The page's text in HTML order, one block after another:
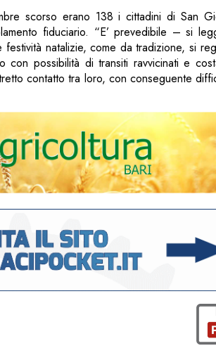
scorso erano 138 i cittadini di San
fiduciario. “E’ prevedibile – si
natalizie, come da tradizione, si
possibilità di transiti ravvicinati e
contatto tra loro, con conseguente